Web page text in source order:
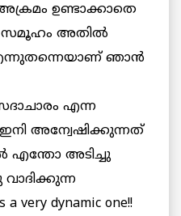
ഉണ്ടാക്കാതെ
സമൂഹം അതില്‍
എന്നുതന്നെയാണ് ഞാന്‍
എന്ന
ഇനി അന്വേഷിക്കുന്നത്
എന്തോ അടിച്ചു
very dynamic one!!